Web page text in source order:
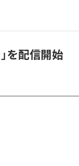
を配信開始